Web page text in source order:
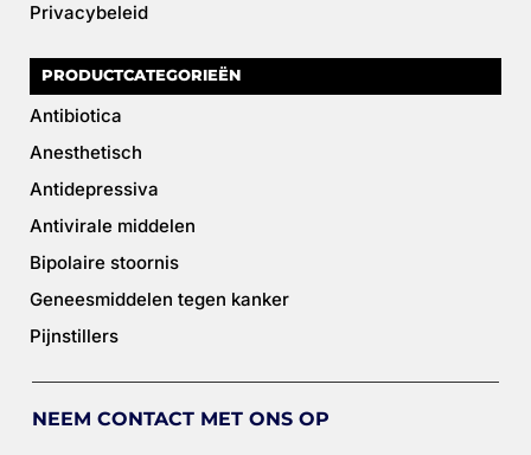
Privacybeleid
PRODUCTCATEGORIEËN
Antibiotica
Anesthetisch
Antidepressiva
Antivirale middelen
Bipolaire stoornis
Geneesmiddelen tegen kanker
Pijnstillers
NEEM CONTACT MET ONS OP